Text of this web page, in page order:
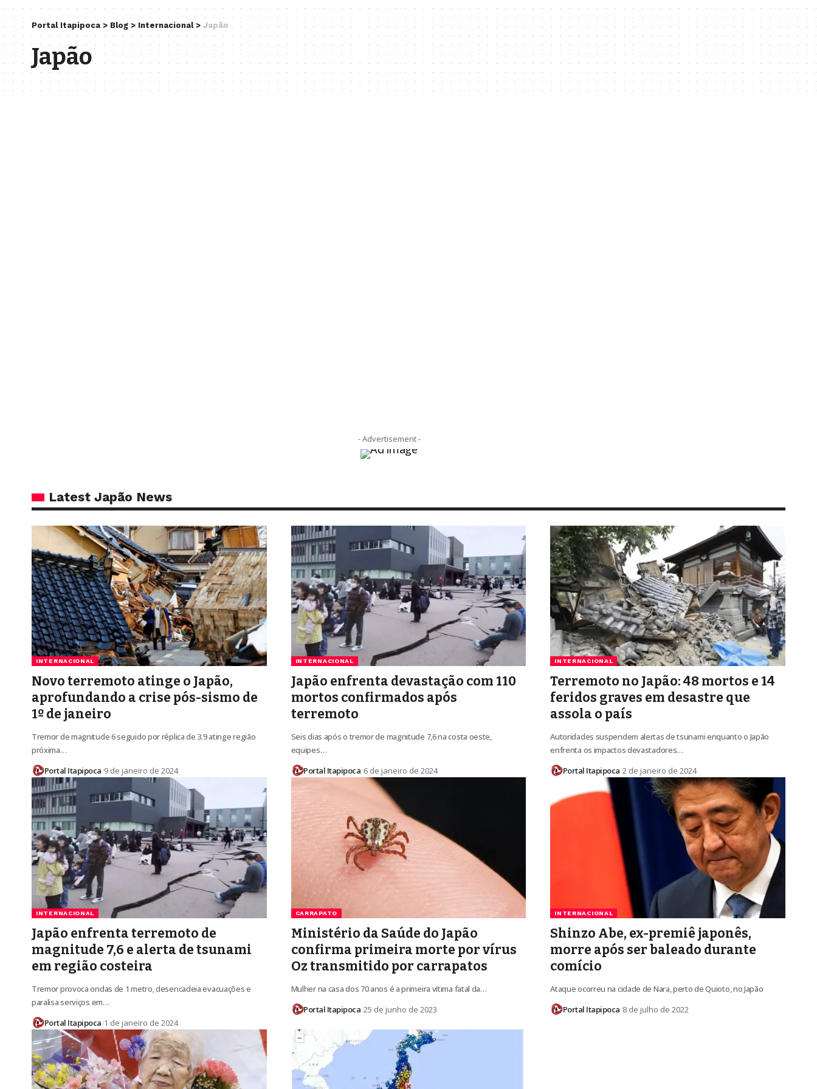
Portal Itapipoca > Blog > Internacional> Japão
Japão
- Advertisement -
Latest Japão News
INTERNACIONAL
Novo terremoto atinge o Japão,
aprofundando a crise pós-sismo de
1º de janeiro
Tremor de magnitude 6 seguido por réplica de 3.9 atinge região
próxima…
Portal Itapipoca 9 de janeiro de 2024
INTERNACIONAL
Japão enfrenta devastação com 110
mortos confirmados após
terremoto
Seis dias após o tremor de magnitude 7,6 na costa oeste,
equipes…
Portal Itapipoca 6 de janeiro de 2024
INTERNACIONAL
Terremoto no Japão: 48 mortos e 14
feridos graves em desastre que
assola o país
Autoridades suspendem alertas de tsunami enquanto o Japão
enfrenta os impactos devastadores…
Portal Itapipoca 2 de janeiro de 2024
INTERNACIONAL
Japão enfrenta terremoto de
magnitude 7,6 e alerta de tsunami
em região costeira
Tremor provoca ondas de 1 metro, desencadeia evacuações e
paralisa serviços em…
Portal Itapipoca 1 de janeiro de 2024
CARRAPATO
Ministério da Saúde do Japão
confirma primeira morte por vírus
Oz transmitido por carrapatos
Mulher na casa dos 70 anos é a primeira vítima fatal da…
Portal Itapipoca 25 de junho de 2023
INTERNACIONAL
Shinzo Abe, ex-premiê japonês,
morre após ser baleado durante
comício
Ataque ocorreu na cidade de Nara, perto de Quioto, no Japão
Portal Itapipoca 8 de julho de 2022